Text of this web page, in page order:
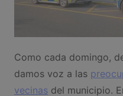
Como cada domingo,
damos voz a las
vecinasdel municipio.